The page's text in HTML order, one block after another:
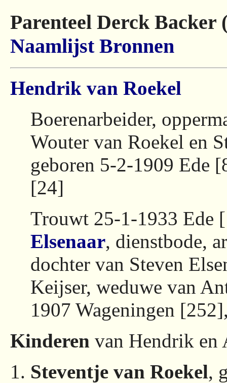
Parenteel Derck Backer
Naamlijst Bronnen
Hendrik van Roekel
Boerenarbeider,
Wouter van Roekel en
geboren 5-2-1909 Ede
[24]
Trouwt 25-1-1933 Ede
Elsenaar, dienstbode,
dochter van Steven
Keijser, weduwe van
1907 Wageningen
Kinderen van Hendrik en
Steventje van Roekel,